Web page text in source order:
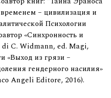
– цивилизация и
Психологии
«Синхронность и
C. Widmann, ed. Magi,
«Выход из грязи –
гендерного насилия»
Angeli Editore, 2016).